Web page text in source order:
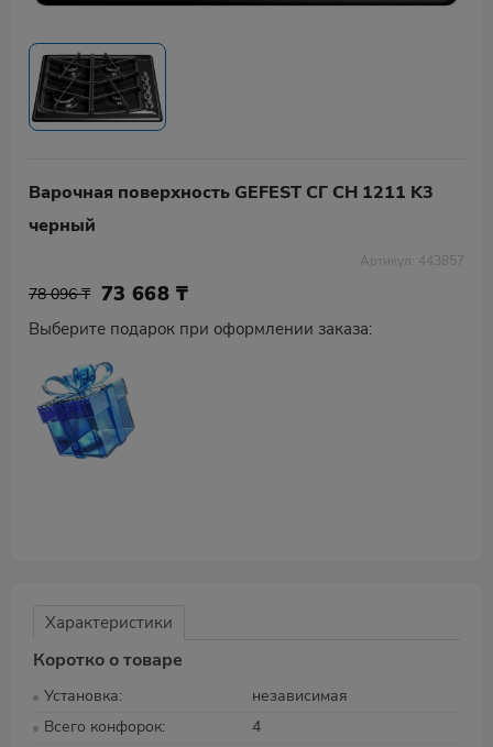
Варочная поверхность GEFEST СГ СН 1211 K3
черный
Артикул: 443857
78 096 ₸ 73 668 ₸
Выберите подарок при оформлении заказа:
Характеристики
Коротко о товаре
Установка
независимая
Всего конфорок
4